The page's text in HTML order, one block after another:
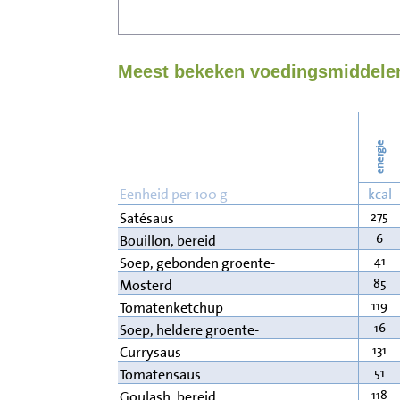
Meest bekeken
energie
Eenheid per 100 g kcal
Satésaus
275
Bouillon, bereid 6
Soep, gebonden groente- 41
Mosterd 85
Tomatenketchup 119
Soep, heldere groente- 16
Currysaus 131
Tomatensaus 51
118